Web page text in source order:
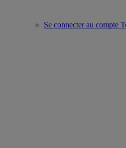
Se connecter au compte